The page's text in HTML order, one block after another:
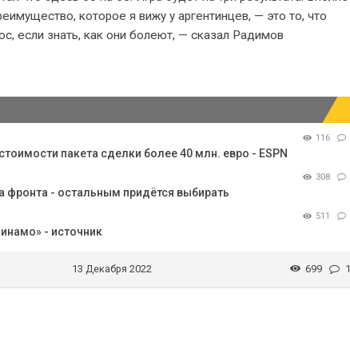
которое я вижу у аргентинцев, — это то, что
если знать, как они болеют, — сказал Радимов
116
пакета сделки более 40 млн. евро - ESPN
308
фронта - остальным придётся выбирать
511
- источник
13 Декабря 2022 699 1